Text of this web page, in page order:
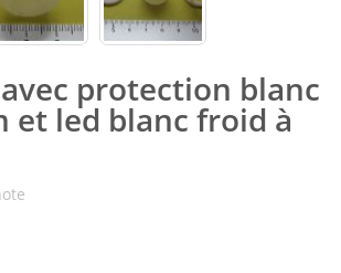
protection blanc
et led blanc froid à